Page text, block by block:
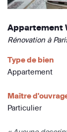
Appartement
Rénovation à
Type de bien
Appartement
Maître
Particulier